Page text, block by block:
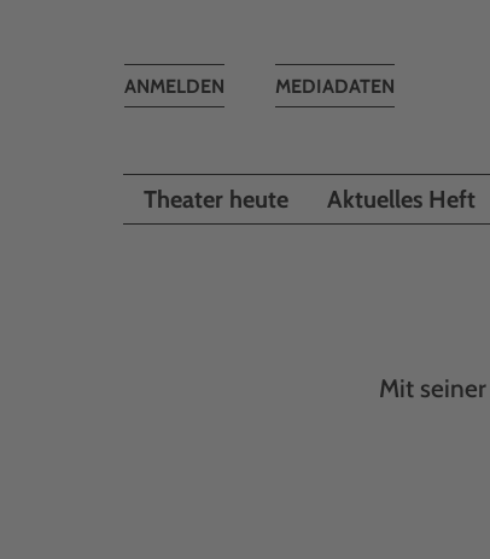
MEDIADATEN
Toggle
ANMELDEN
Theater heute Aktuelles Heft
Mit